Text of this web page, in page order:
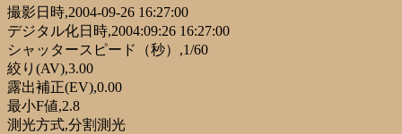
撮影日時,2004-09-26 16:27:00
デジタル化日時,2004:09:26 16:27:00
シャッタースピード（秒）,1/60
絞り(AV),3.00
露出補正(EV),0.00
最小F値,2.8
測光方式,分割測光